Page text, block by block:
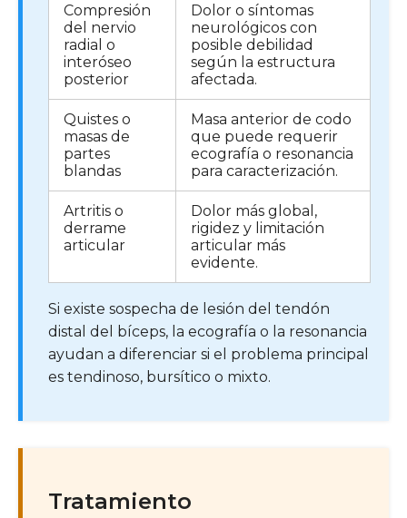
Compresión
del nervio
radial o
interóseo
posterior
Dolor o síntomas
neurológicos con
posible debilidad
según la estructura
afectada.
Quistes o
masas de
partes
blandas
Masa anterior de codo
que puede requerir
ecografía o resonancia
para caracterización.
Artritis o
derrame
articular
Dolor más global,
rigidez y limitación
articular más
evidente.
Si existe sospecha de lesión del tendón
distal del bíceps, la ecografía o la resonancia
ayudan a diferenciar si el problema principal
es tendinoso, bursítico o mixto.
Tratamiento